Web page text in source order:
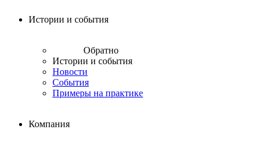
Истории и события
Обратно
Истории и события
Новости
События
Примеры на практике
Компания